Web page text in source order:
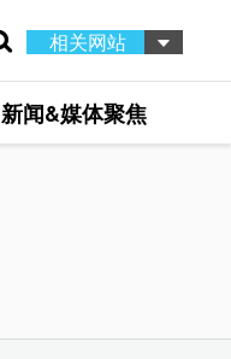
相关网站
新闻&媒体聚焦